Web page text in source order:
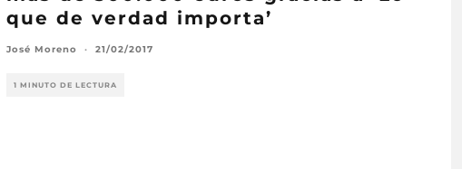
que de verdad importa’
José Moreno · 21/02/2017
1 MINUTO DE LECTURA